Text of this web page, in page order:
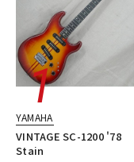
YAMAHA
VINTAGE SC-1200 '78
Stain